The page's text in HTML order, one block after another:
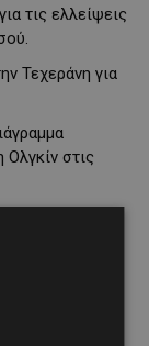
τις ελλείψεις
Τεχεράνη για
στις